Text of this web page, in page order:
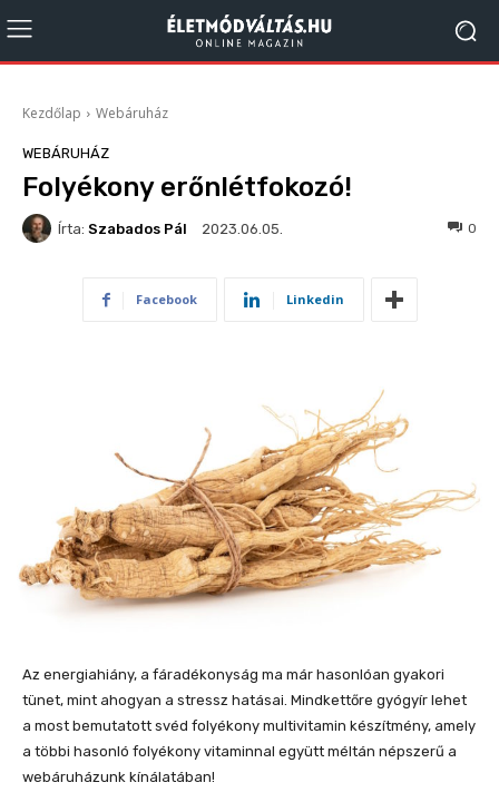
Kezdőlap Webáruház
WEBÁRUHÁZ
Folyékony erőnlétfokozó!
Írta: Szabados Pál 2023.06.05. 0
Facebook Linkedin
Az energiahiány, a fáradékonyság ma már hasonlóan gyakori
tünet, mint ahogyan a stressz hatásai. Mindkettőre gyógyír lehet
a most bemutatott svéd folyékony multivitamin készítmény, amely
a többi hasonló folyékony vitaminnal együtt méltán népszerű a
webáruházunk kínálatában!